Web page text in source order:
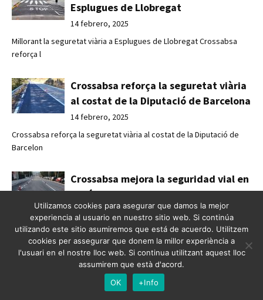
Esplugues de Llobregat
14 febrero, 2025
Millorant la seguretat viària a Esplugues de Llobregat Crossabsa
reforça l
Crossabsa reforça la seguretat viària
al costat de la Diputació de Barcelona
14 febrero, 2025
Crossabsa reforça la seguretat viària al costat de la Diputació de
Barcelon
Crossabsa mejora la seguridad vial en
Rubí
14 febrero, 2025
Crossabsa mejora la seguridad vial en Rubí Pintura blanca para una
movilid
Crossabsa millora la seguretat viària
Utilizamos cookies para asegurar que damos la mejor
experiencia al usuario en nuestro sitio web. Si continúa
utilizando este sitio asumiremos que está de acuerdo. Utilitzem
cookies per assegurar que donem la millor experiència a
l'usuari en el nostre lloc web. Si continua utilitzant aquest lloc
assumirem que està d'acord.
OK
+Info